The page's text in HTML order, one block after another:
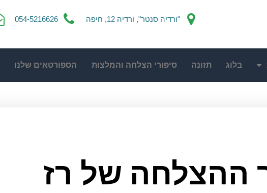
"ורדיה סנטר", ורדיה 12, חיפה 054-5216626
בלוג תזונה סיפורי הצלחה והמלצות הספורטאים שלנו
ההצלחה של רז